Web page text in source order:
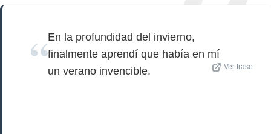
En la profundidad del invierno,
finalmente aprendí que había en mí
un verano invencible.
Ver frase